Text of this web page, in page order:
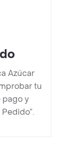
Azúcar
tu
y